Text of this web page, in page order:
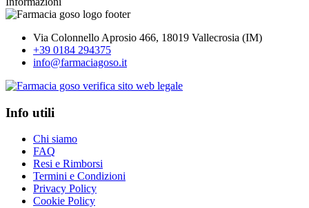
Via Colonnello Aprosio 466, 18019 Vallecrosia (IM)
+39 0184 294375
info@farmaciagoso.it
Info utili
Chi siamo
FAQ
Resi e Rimborsi
Termini e Condizioni
Privacy Policy
Cookie Policy